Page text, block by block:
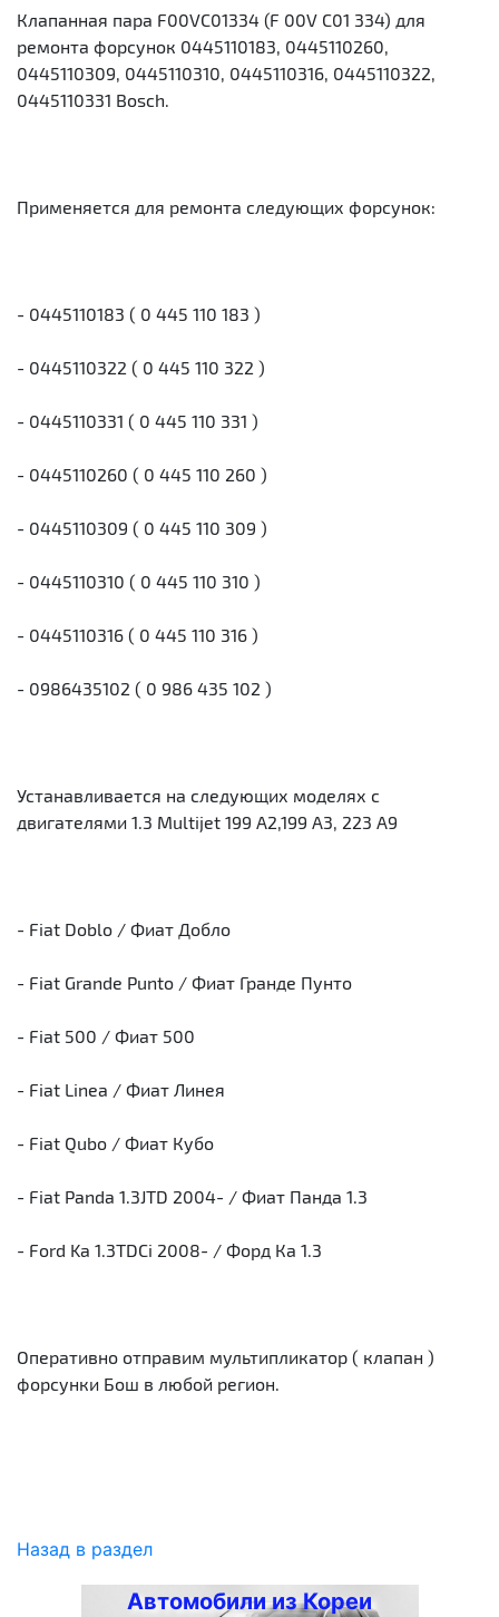
Клапанная пара F00VC01334 (F 00V C01 334) для
ремонта форсунок 0445110183, 0445110260,
0445110309, 0445110310, 0445110316, 0445110322,
0445110331 Bosch.
Применяется для ремонта следующих форсунок:
- 0445110183 ( 0 445 110 183 )
- 0445110322 ( 0 445 110 322 )
- 0445110331 ( 0 445 110 331 )
- 0445110260 ( 0 445 110 260 )
- 0445110309 ( 0 445 110 309 )
- 0445110310 ( 0 445 110 310 )
- 0445110316 ( 0 445 110 316 )
- 0986435102 ( 0 986 435 102 )
Устанавливается на следующих моделях с
двигателями 1.3 Multijet 199 A2,199 A3, 223 A9
- Fiat Doblo / Фиат Добло
- Fiat Grande Punto / Фиат Гранде Пунто
- Fiat 500 / Фиат 500
- Fiat Linea / Фиат Линея
- Fiat Qubo / Фиат Кубо
- Fiat Panda 1.3JTD 2004- / Фиат Панда 1.3
- Ford Ka 1.3TDCi 2008- / Форд Ка 1.3
Оперативно отправим мультипликатор ( клапан )
форсунки Бош в любой регион.
Назад в раздел
Автомобили из Кореи